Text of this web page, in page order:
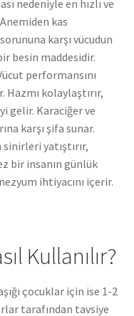
nedeniyle en hızlı ve
kas
karşı vücudun
besin maddesidir.
performansını
Hazmı kolaylaştırır,
gelir. Karaciğer ve
karşı şifa sunar.
yatıştırır,
bir insanın günlük
ihtiyacını içerir.
Kullanılır?
çocuklar için ise 1-2
tarafından tavsiye